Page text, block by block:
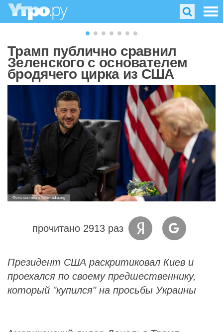
Трамп публично сравнил
Зеленского с основателем
бродячего цирка из США
Фото: commons.wikimedia.org
прочитано 2913 раз
Президент США раскритиковал Киев и
проехался по своему предшественнику,
который "купился" на просьбы Украины